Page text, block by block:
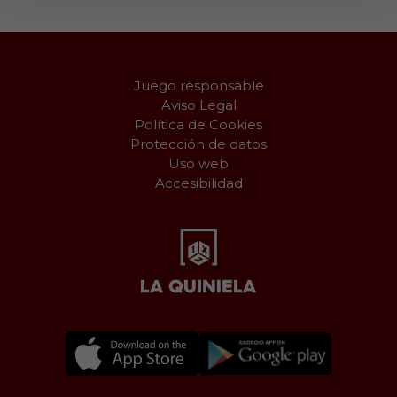
Juego responsable
Aviso Legal
Política de Cookies
Protección de datos
Uso web
Accesibilidad